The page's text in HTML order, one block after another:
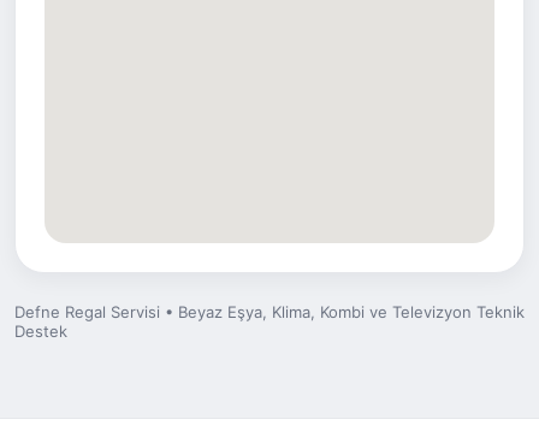
Defne Regal Servisi • Beyaz Eşya, Klima, Kombi ve Televizyon Teknik
Destek